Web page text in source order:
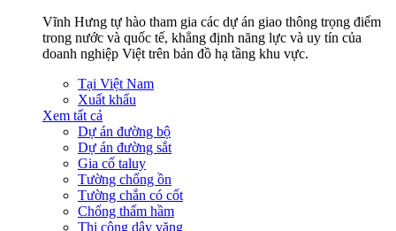
Vĩnh Hưng tự hào tham gia các dự án giao thông trọng điểm
trong nước và quốc tế, khẳng định năng lực và uy tín của
doanh nghiệp Việt trên bản đồ hạ tầng khu vực.
Tại Việt Nam
Xuất khẩu
Xem tất cả
Dự án đường bộ
Dự án đường sắt
Gia cố taluy
Tường chống ồn
Tường chắn có cốt
Chống thấm hầm
Thi công dây văng